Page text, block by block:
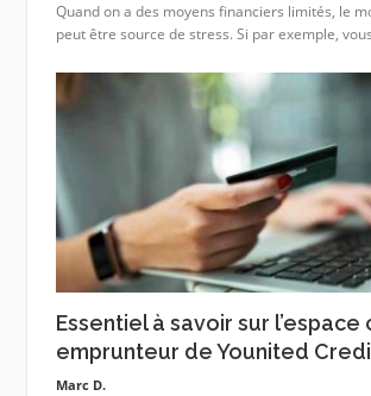
Quand on a des moyens financiers limités, le
peut être source de stress. Si par exemple,
Essentiel à savoir sur l’espace
emprunteur de Younited
Marc D.